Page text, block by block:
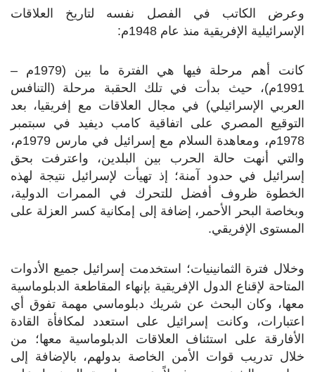
وعرض الكاتب في الفصل نفسه لتاريخ العلاقات
الإسرائيلية الإفريقية منذ عام 1948م:
كانت أهم مرحلة فيها هي الفترة ما بين (1979م –
1991م)، حيث بدأت في تلك الحقبة مرحلة (التنافس
العربي الإسرائيلي) في مجال العلاقات مع إفريقيا، بعد
التوقيع المصري على اتفاقية كامب ديفيد في سبتمبر
1978م، ومعاهدة السلام مع إسرائيل في مارس 1979م،
والتي أنهت حالة الحرب بين البلدين، واعترفت بحق
إسرائيل في حدود آمنة؛ إذ تهيأت لإسرائيل نتيجة لهذه
الخطوة ظروف أفضل للتحرك في الممرات الدولية،
وبخاصة البحر الأحمر، إضافة إلى إمكانية كسر العزلة على
المستوى الإفريقي.
وخلال فترة الثمانينيات؛ استخدمت إسرائيل جميع الأدوات
المتاحة لإقناع الدول الإفريقية بإنهاء المقاطعة الدبلوماسية
معها، وكان البحث عن شريك دبلوماسي مهمة تفوق أي
اعتبارات، وكانت إسرائيل على استعدد لمكافأة القادة
الأفارقة على استئناف العلاقات الدبلوماسية معها؛ من
خلال تدريب قوات الأمن الخاصة بدولهم، بالإضافة إلى